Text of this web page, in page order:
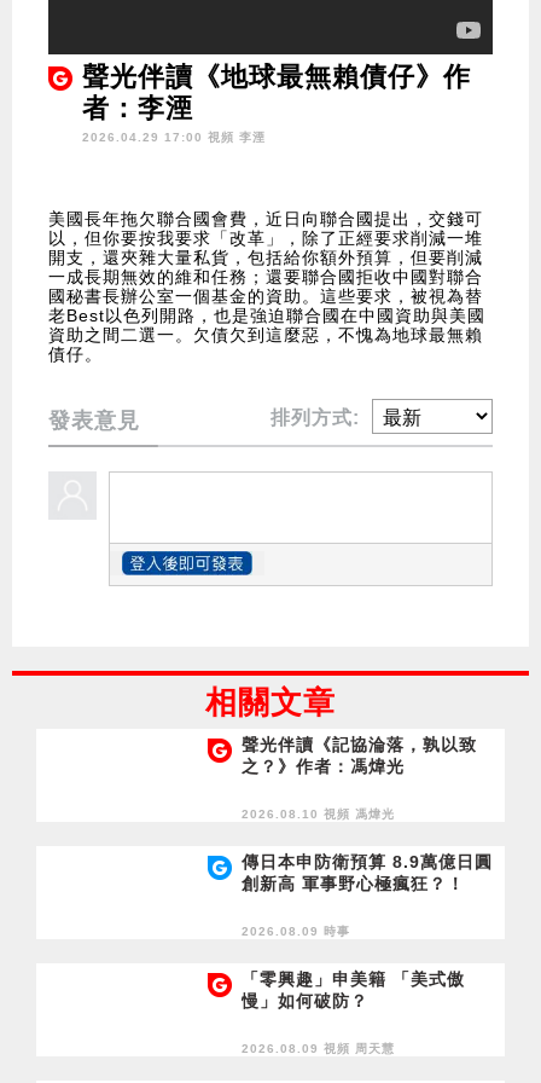
聲光伴讀《地球最無賴債仔》作
者：李湮
2026.04.29 17:00 視頻 李湮
美國長年拖欠聯合國會費，近日向聯合國提出，交錢可
以，但你要按我要求「改革」，除了正經要求削減一堆
開支，還夾雜大量私貨，包括給你額外預算，但要削減
一成長期無效的維和任務；還要聯合國拒收中國對聯合
國秘書長辦公室一個基金的資助。這些要求，被視為替
老Best以色列開路，也是強迫聯合國在中國資助與美國
資助之間二選一。欠債欠到這麼惡，不愧為地球最無賴
債仔。
發表意見 排列方式:
相關文章
聲光伴讀《記協淪落，孰以致
之？》作者：馮煒光
2026.08.10 視頻 馮煒光
傳日本申防衛預算 8.9萬億日圓
創新高 軍事野心極瘋狂？！
2026.08.09 時事
「零興趣」申美籍 「美式傲
慢」如何破防？
2026.08.09 視頻 周天慧